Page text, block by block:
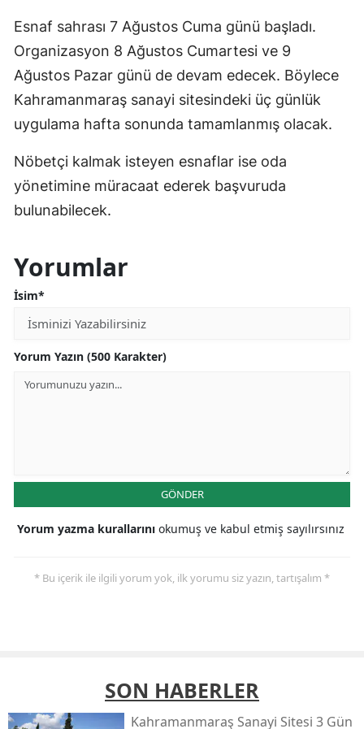
Esnaf sahrası 7 Ağustos Cuma günü başladı.
Organizasyon 8 Ağustos Cumartesi ve 9
Ağustos Pazar günü de devam edecek. Böylece
Kahramanmaraş sanayi sitesindeki üç günlük
uygulama hafta sonunda tamamlanmış olacak.
Nöbetçi kalmak isteyen esnaflar ise oda
yönetimine müracaat ederek başvuruda
bulunabilecek.
Yorumlar
İsim*
Yorum Yazın (500 Karakter)
GÖNDER
Yorum yazma kurallarını okumuş ve kabul etmiş sayılırsınız
* Bu içerik ile ilgili yorum yok, ilk yorumu siz yazın, tartışalım *
SON HABERLER
Kahramanmaraş Sanayi Sitesi 3 Gün